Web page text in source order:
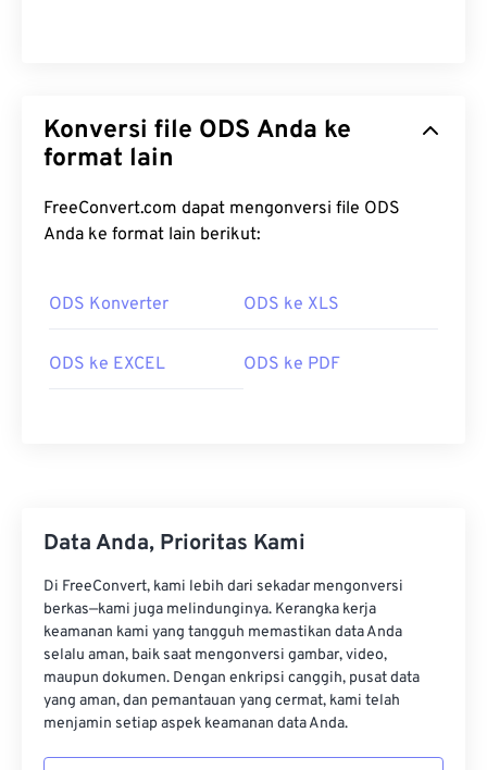
Konversi file ODS Anda ke
format lain
FreeConvert.com dapat mengonversi file ODS
Anda ke format lain berikut:
ODS Konverter ODS ke XLS
ODS ke EXCEL ODS ke PDF
Data Anda, Prioritas Kami
Di FreeConvert, kami lebih dari sekadar mengonversi
berkas—kami juga melindunginya. Kerangka kerja
keamanan kami yang tangguh memastikan data Anda
selalu aman, baik saat mengonversi gambar, video,
maupun dokumen. Dengan enkripsi canggih, pusat data
yang aman, dan pemantauan yang cermat, kami telah
menjamin setiap aspek keamanan data Anda.